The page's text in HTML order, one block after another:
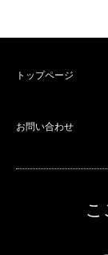
トップページ
お問い合わせ